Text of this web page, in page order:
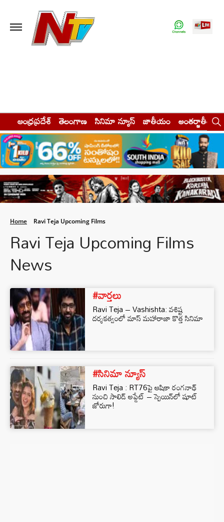
ఆంధ్రప్రదేశ్ తెలంగాణ సినిమా న్యూస్ జాతీయం అంతర్జాతీయం
Home Ravi Teja Upcoming Films
Ravi Teja Upcoming Films
News
#వార్తలు
Ravi Teja – Vashishta: వశిష్ట
దర్శకత్వంలో మాస్ మహారాజా కొత్త సినిమా
#సినిమా న్యూస్
Ravi Teja : RT76పై ఆషికా రంగనాథ్
నుంచి సాలిడ్ అప్డేట్ – స్పెయిన్‌లో షూట్
జోరుగా!